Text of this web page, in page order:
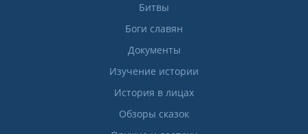
Битвы
Боги славян
Документы
Изучение истории
История в лицах
Обзоры сказок